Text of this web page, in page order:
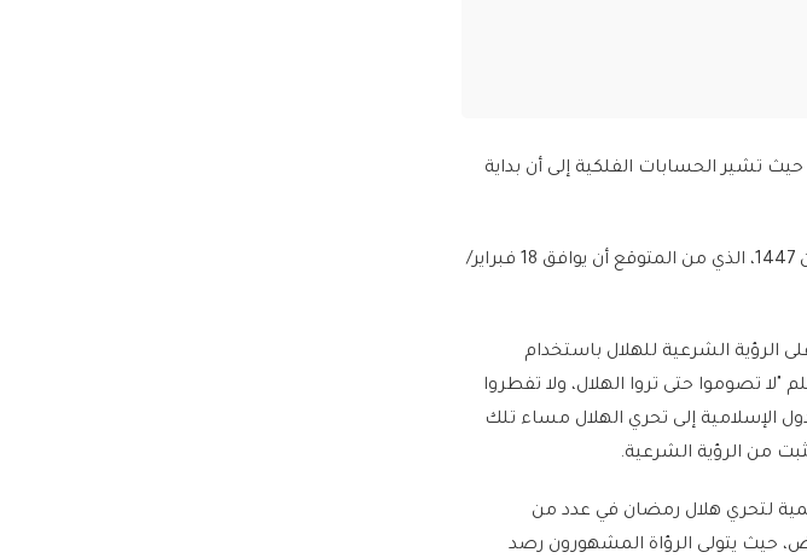
يتبق أشهر قليلة على حلول شهر رمضان لعام 2026/1447، حيث تشير الحسابات الفلكية إلى أن بداية
وسيتم تحري الهلال بعد مغيب شمس يوم الأربعاء 29 شعبان 1447، الذي من المتوقع أن يوافق 18 فبراير/
الرؤية الشرعية للهلال باستخدام
"لا تصوموا حتى تروا الهلال، ولا تفطروا
الإسلامية إلى تحري الهلال مساء تلك
من الرؤية الشرعية.
لتحري هلال رمضان في عدد من
حيث يتولى الرؤاة المشهورون رصد